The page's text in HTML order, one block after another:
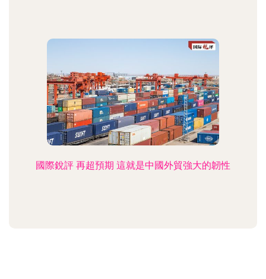
國際銳評 再超預期 這就是中國外貿強大的韌性